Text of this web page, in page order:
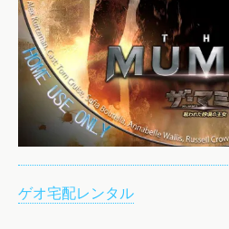
ゲオ宅配レンタル